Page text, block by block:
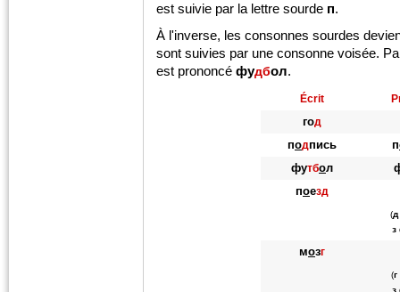
est suivie par la lettre sourde п.
À l'inverse, les consonnes sourdes
sont suivies par une consonne voisée.
est prononcé фудбол.
Écrit
год
подпись п
футбол
поезд
(д
з
мозг
(г